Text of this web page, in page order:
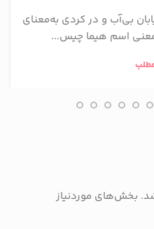
بی‌آب و در کردی به‌معنای
معنی اسم هیما چیس...
بخش‌های موردنیاز